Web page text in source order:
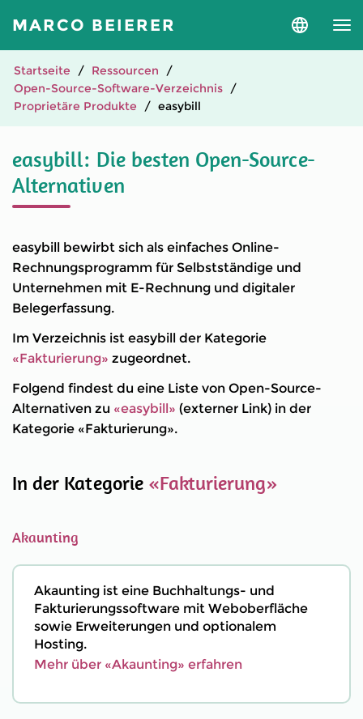
MARCO BEIERER
Sprache
Startseite
Ressourcen
Open-Source-Software-Verzeichnis
Proprietäre Produkte
easybill
easybill: Die besten Open-Source-
Alternativen
easybill bewirbt sich als einfaches Online-
Rechnungsprogramm für Selbstständige und
Unternehmen mit E-Rechnung und digitaler
Belegerfassung.
Im Verzeichnis ist easybill der Kategorie
«Fakturierung» zugeordnet.
Folgend findest du eine Liste von Open-Source-
Alternativen zu «easybill» (externer Link) in der
Kategorie «Fakturierung».
In der Kategorie «Fakturierung»
Akaunting
Akaunting ist eine Buchhaltungs- und
Fakturierungssoftware mit Weboberfläche
sowie Erweiterungen und optionalem
Hosting.
Mehr über «Akaunting» erfahren